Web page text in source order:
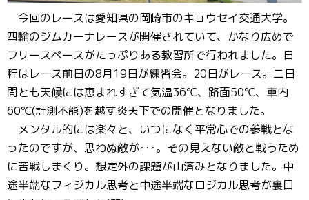
今回のレースは愛知県の岡崎市のキョウセイ交通大学。
四輪のジムカーナレースが開催されていて、かなり広めで
フリースペースがたっぷりある教習所で行われました。日
程はレース前日の8月19日が練習会。20日がレース。二日
間とも天候には恵まれすぎて気温36℃、路面50℃、車内
60℃(計測不能)を越す炎天下での開催となりました。
メンタル的には楽々と、いつになく平常心での参戦とな
ったのですが、思わぬ敵が･･･。その見えない敵と戦うため
に苦戦しまくり。想定外の課題が山済みとなりました。中
途半端なフィジカル思考と中途半端なロジカル思考が裏目